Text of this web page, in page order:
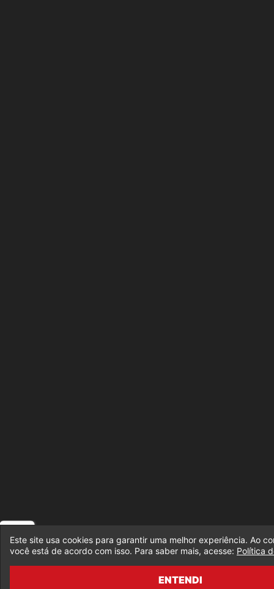
Este site usa cookies para garantir uma melhor experiência. Ao
você está de acordo com isso. Para saber mais, acesse: Política
ENTENDI